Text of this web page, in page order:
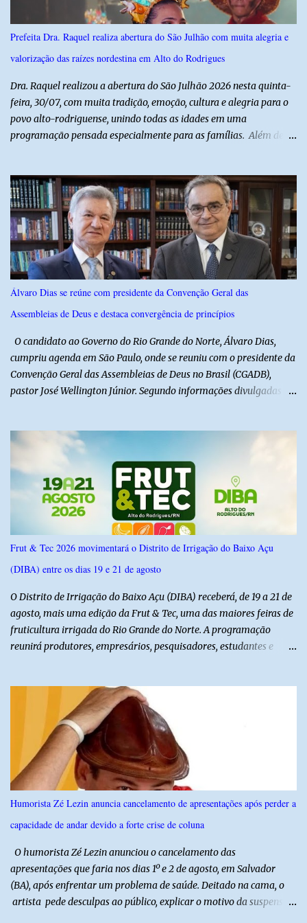
Monsenhor Walfredo Gurgel, em Natal, onde permanece internado
sob cuidados médicos especializados. Segundo informações da
Polícia Militar, a criança é filha de um policial militar. PM reforça
alerta sobre álcool e direção Em nota, a Polícia Militar manifestou
Prefeita Dra. Raquel realiza abertura do São Julhão com muita alegria e
valorização das raízes nordestina em Alto do Rodrigues
Dra. Raquel realizou a abertura do São Julhão 2026 nesta quinta-
feira, 30/07, com muita tradição, emoção, cultura e alegria para o
povo alto-rodriguense, unindo todas as idades em uma
programação pensada especialmente para as famílias. Além de
mostrando o cuidado com o desenvolvimento do alto-rodriguense.
A primeira noite foi marcada por apresentações que
emocionaram o público, contando com as quadrilhas das escolas
municipais Félix Antônio e Walfredo Gurgel, o ritmo contagiante
dos Cangaceiros do Nordeste, a alegria do grupo da Melhor Idade
e o belíssimo espetáculo "Mulheres do Cangaço: o Fiar da
Resistência", do Alto em Cena. Para fechar a noite com muitas
gargalhadas e descontração, o humorista Titela do Ceará garantiu
a alegria de todos. E o melhor de tudo é que a festa continua com
mais dois dias de muita animação, reafirmando o sucesso ...
Álvaro Dias se reúne com presidente da Convenção Geral das
Assembleias de Deus e destaca convergência de princípios
O candidato ao Governo do Rio Grande do Norte, Álvaro Dias,
cumpriu agenda em São Paulo, onde se reuniu com o presidente da
Convenção Geral das Assembleias de Deus no Brasil (CGADB),
pastor José Wellington Júnior. Segundo informações divulgadas
político nacional e estadual. De acordo com a campanha de Álvaro
Dias, o pastor José Wellington Júnior manifestou apoio à
candidatura e ressaltou a importância da participação dos cristãos
no processo democrático, defendendo a valorização de princípios
como a defesa da família, o combate à corrupção, o
enfrentamento às drogas e a proteção da vida. Ainda segundo a
campanha, o líder religioso afirmou que levará sua orientação às
lideranças da Assembleia de Deus no Rio Grande do Norte. A
Assembleia de Deus possui uma das maiores estruturas religiosas
Frut & Tec 2026 movimentará o Distrito de Irrigação do Baixo Açu
(DIBA) entre os dias 19 e 21 de agosto
O Distrito de Irrigação do Baixo Açu (DIBA) receberá, de 19 a 21 de
agosto, mais uma edição da Frut & Tec, uma das maiores feiras de
fruticultura irrigada do Rio Grande do Norte. A programação
reunirá produtores, empresários, pesquisadores, estudantes e
instituições e tecnologias voltadas ao setor. Além das atividades
técnicas, a feira contará com programação cultural. No dia 20 de
agosto, o público poderá prestigiar o show de humor com Mução,
seguido de apresentação musical de Vê Barreto. A Frut & Tec
reforça a importância do Distrito de Irrigação do Baixo Açu como
referência na fruticultura irrigada, promovendo conhecimento,
inovação e oportunidades para o desenvolvimento do agronegócio
potiguar. @associacaodiba
Humorista Zé Lezin anuncia cancelamento de apresentações após perder a
capacidade de andar devido a forte crise de coluna
O humorista Zé Lezin anunciou o cancelamento das
apresentações que faria nos dias 1º e 2 de agosto, em Salvador
(BA), após enfrentar um problema de saúde. Deitado na cama, o
artista pede desculpas ao público, explicar o motivo da suspensão